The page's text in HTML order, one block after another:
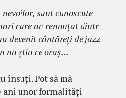
sunt cunoscute
care au renunțat dintr-
devenit cântăreți de jazz
nu știu ce oraş…
însuți. Pot să mă
ani unor formalități